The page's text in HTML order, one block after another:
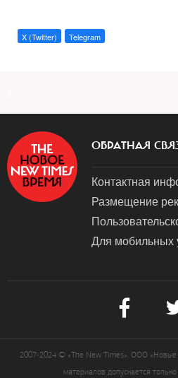
X (Twitter) Telegram
ОБРАТНАЯ
Контактная
Размещение
Для мобильных
2007-2024 © «The New Times». ООО
материалов допускается